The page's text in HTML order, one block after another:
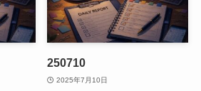
250710
2025年7月10日